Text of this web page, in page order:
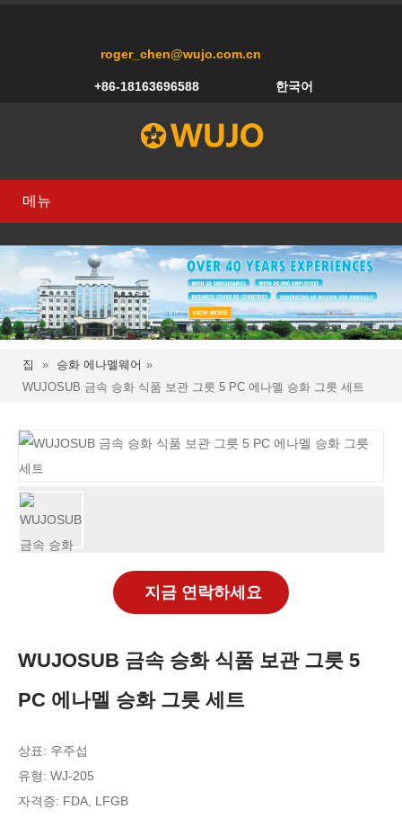
roger_chen@wujo.com.cn
+86-18163696588 한국어
메뉴
집 » 승화 에나멜웨어 »
WUJOSUB 금속 승화 식품 보관 그릇 5 PC 에나멜 승화 그릇 세트
지금 연락하세요
WUJOSUB 금속 승화 식품 보관 그릇 5
PC 에나멜 승화 그릇 세트
상표: 우주섭
유형: WJ-205
자격증: FDA, LFGB